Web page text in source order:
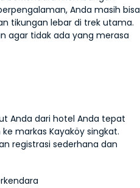
Anda masih bisa
tikungan lebar di trek utama.
agar tidak ada yang merasa
Anda dari hotel Anda tepat
markas Kayaköy singkat.
registrasi sederhana dan